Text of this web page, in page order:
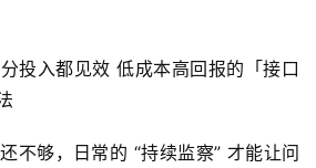
投入都见效 低成本高回报的「接口
不够，日常的 “持续监察” 才能让问